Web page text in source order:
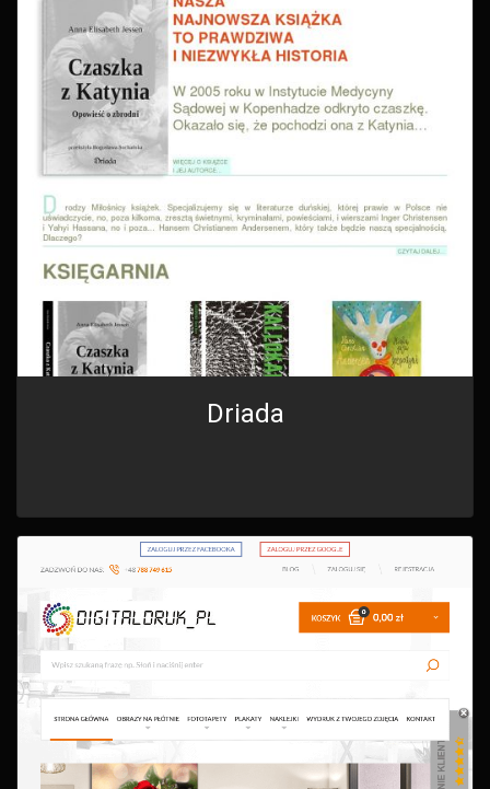
Driada